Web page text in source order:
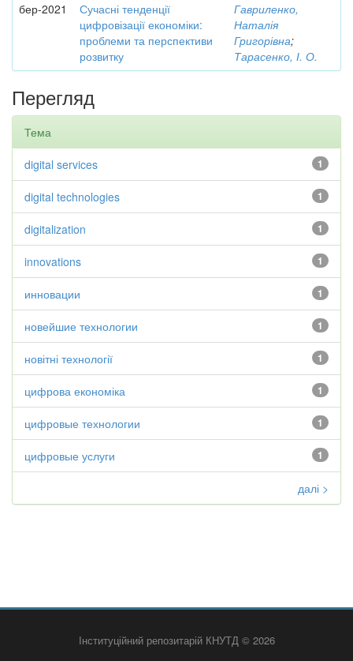
бер-2021
Сучасні тенденції
цифровізації економіки:
проблеми та перспективи
розвитку
Гавриленко,
Наталія
Григорівна;
Тарасенко, І. О.
Перегляд
Тема
1
digital services
1
digital technologies
1
digitalization
1
innovations
1
инновации
1
новейшие технологии
1
новітні технології
1
цифрова економіка
1
цифровые технологии
1
цифровые услуги
далі >
Інституційний репозитарій КНУТД © 2026